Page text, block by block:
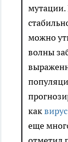
мутации.
можно
волны
как
еще